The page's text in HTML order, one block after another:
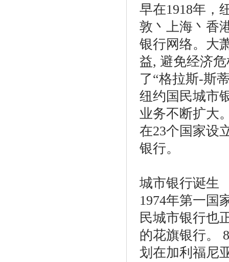
早在1918年，
敦丶上海丶香
银行网络。大
益, 避免经济
了“格拉斯-斯
纽约国民城市
业务不断扩大
在23个国家设
银行。
城市银行诞生
1974年第一国
民城市银行也
的花旗银行。
划在加利福尼